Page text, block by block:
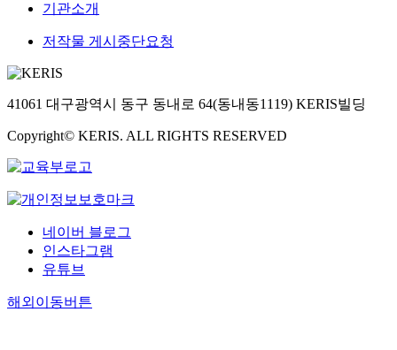
기관소개
저작물 게시중단요청
41061 대구광역시 동구 동내로 64(동내동1119) KERIS빌딩
Copyright© KERIS. ALL RIGHTS RESERVED
네이버 블로그
인스타그램
유튜브
해외이동버튼